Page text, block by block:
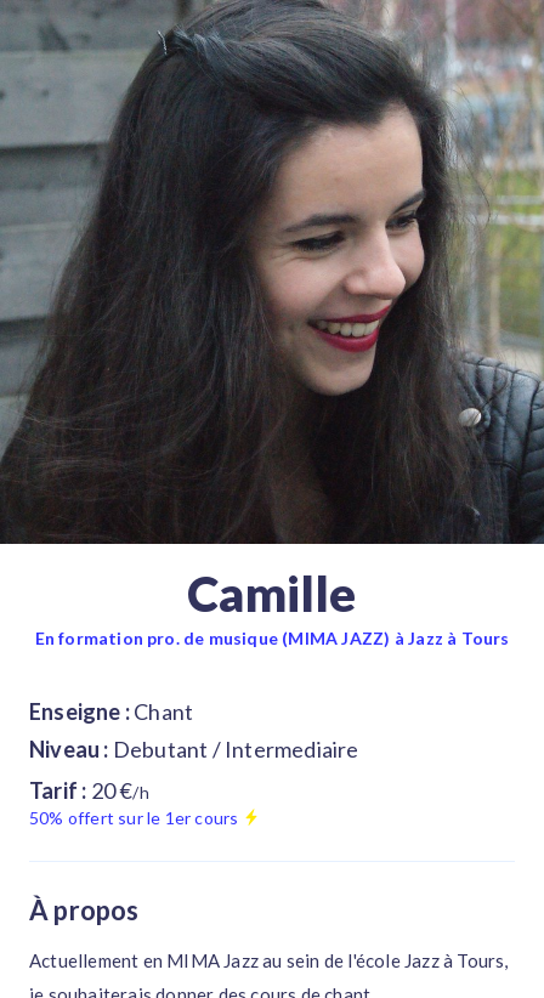
Camille
En formation pro. de musique (MIMA JAZZ) à Jazz à Tours
Enseigne :Chant
Niveau : Debutant / Intermediaire
Tarif : 20 €/h
50% offert sur le 1er cours
À propos
Actuellement en MIMA Jazz au sein de l'école Jazz à Tours,